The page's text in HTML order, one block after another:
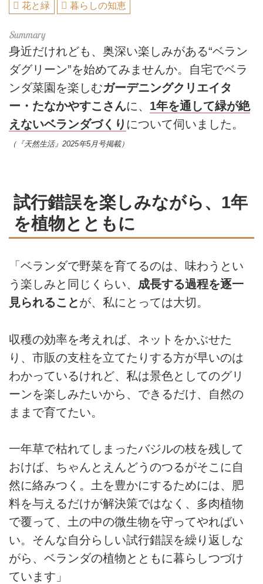
花と緑 暮らしの知恵
身近だけれども、奥深い楽しみがある“ベラン
ダグリーン”を始めてみませんか。自宅でベラ
ンダ菜園を楽しむガーデニングクリエイタ
ー・たなかやすこさんに、 1年を通して緑が絶
えないベランダづくり について伺いました。
（『天然生活』2025年5月号掲載）
試行錯誤を楽しみながら、1年
を植物とともに
「ベランダで野菜を育てるのは、味わうとい
う楽しみと同じくらい、 成長する過程を逐一
見られることが、私にとっては大切。
収穫の効率を考えれば、ネットをかぶせた
り、市販の支柱を立てたりする方が早いのは
わかっているけれど、私は景色としてのグリ
ーンを楽しみたいから、できるだけ、自然の
ままで育てたい。
一年草で枯れてしまったバジルの枝を残して
おけば、ちゃんとえんどうのつるがそこに自
然に絡みつく。土を豊かにするためには、肥
料を与えるだけが解決策ではなく、多肉植物
で覆って、土の中の微生物を守ってやればい
い。そんな自分らしい試行錯誤を繰り返しな
がら、ベランダの植物とともに暮らしつづけ
ています」